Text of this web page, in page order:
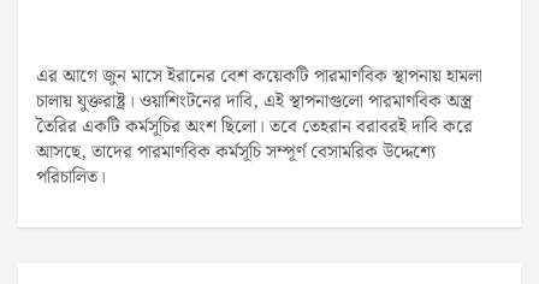
এর আগে জুন মাসে ইরানের বেশ কয়েকটি পারমাণবিক স্থাপনায় হামলা
চালায় যুক্তরাষ্ট্র। ওয়াশিংটনের দাবি, এই স্থাপনাগুলো পারমাণবিক অস্ত্র
তৈরির একটি কর্মসূচির অংশ ছিলো। তবে তেহরান বরাবরই দাবি করে
আসছে, তাদের পারমাণবিক কর্মসূচি সম্পূর্ণ বেসামরিক উদ্দেশ্যে
পরিচালিত।